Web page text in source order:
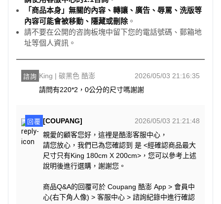
「商品本身」無關的內容、轉讓、廣告、辱罵、洗版等
內容可能會被移動、隱藏或刪除。
請不要在公開的咨詢板塊中留下您的電話號碼、郵箱地
址等個人資訊。
諮詢 King | 碳黑色 酷澎
2026/05/03 21:16:35
請問有220*2，0公分的尺寸嗎謝謝
回覆 [COUPANG]
2026/05/03 21:21:48
親愛的顧客您好，這裡是酷澎客服中心，
請您放心，我們已為您確認到 是 <經確認商品最大
尺寸只有King 180cm X 200cm>，您可以參考上述
說明後進行選購，謝謝您。
商品Q&A的回覆可於 Coupang 酷澎 App > 會員中
心(右下角人像) > 客服中心 > 諮詢紀錄中進行確認